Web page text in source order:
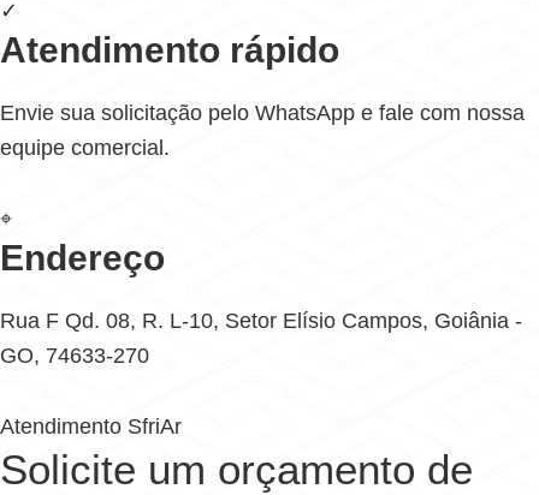
✓
Atendimento rápido
Envie sua solicitação pelo WhatsApp e fale com nossa
equipe comercial.
⌖
Endereço
Rua F Qd. 08, R. L-10, Setor Elísio Campos, Goiânia -
GO, 74633-270
Atendimento SfriAr
Solicite um orçamento de